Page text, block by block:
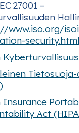
27001 –
www.iso.org/
security.html
Insurance
Act